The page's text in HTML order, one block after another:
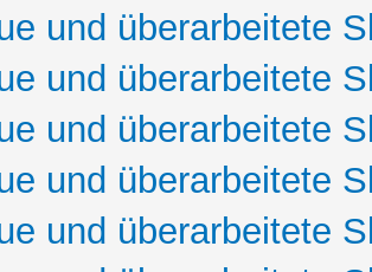
und überarbeitete
und überarbeitete
und überarbeitete
und überarbeitete
und überarbeitete